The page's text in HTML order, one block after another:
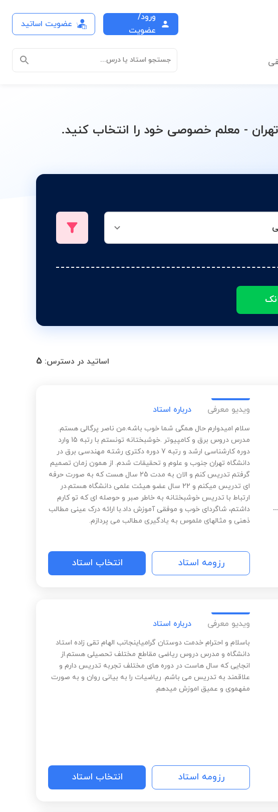
ورود/
عضویت
عضویت اساتید
جستجو استاد یا درس...
- معلم خصوصی خود را انتخاب کنید.
اساتید در دسترس: 5
کارشناسی ارشد مهندسی برق از دانشگاه آزاد اسلامی واحد تهران جنوب
ویدیو معرفی درباره استاد
سلام امیدوارم حال همگی شما خوب باشه.من ناصر پرگالی هستم.
مدرس دروس برق و کامپیوتر .خوشبختانه تونستم با رتبه 15 وارد
دوره کارشناسی ارشد و رتبه 7 دوره دکتری رشته مهندسی برق در
دانشگاه تهران جنوب و علوم و تحقیقات شدم. از همون زمان تصمیم
گرفتم تدریس کنم و الان به مدت 25 سال هست که به صورت حرفه
ای تدریس میکنم و 22 سال عضو هیئت علمی دانشگاه هستم.در
ارتباط با تدریس خوشبختانه به خاطر صبر و حوصله ای که تو کارم
داشتم، شاگردای خوب و موفقی آموزش داد.با ارائه درک عینی مطالب
ذهنی و مثالهای ملموس به یادگیری مطالب می پردازم.
رزومه استاد انتخاب استاد
ویدیو معرفی درباره استاد
باسلام و احترام خدمت دوستان گرامیاینجانب الهام تقی زاده استاد
دانشگاه و مدرس دروس ریاضی مقاطع مختلف تحصیلی هستم.از
انجایی که سال هاست در دوره های مختلف تجربه تدریس دارم و
علاقمند به تدریس می باشم. ریاضیات را به بیانی روان و به صورت
مفهموی و عمیق اموزش میدهم.
رزومه استاد انتخاب استاد